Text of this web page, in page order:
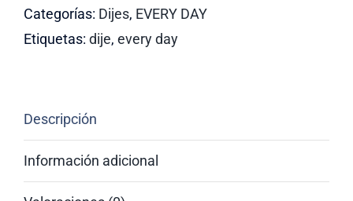
Categorías: Dijes, EVERY DAY
Etiquetas: dije, every day
Descripción
Información adicional